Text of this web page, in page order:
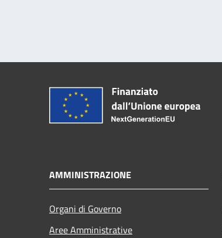
AMMINISTRAZIONE
Organi di Governo
Aree Amministrative